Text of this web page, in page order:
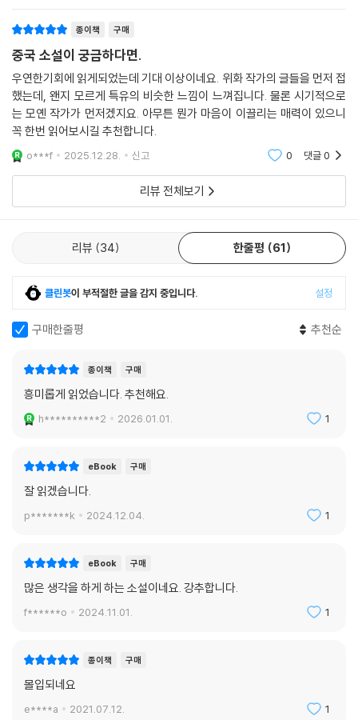
종이책 구매
중국 소설이 궁금하다면.
우연한기회에 읽게되었는데 기대 이상이네요. 위화 작가의 글들을 먼저 접
했는데, 왠지 모르게 특유의 비슷한 느낌이 느껴집니다. 물론 시기적으로
는 모옌 작가가 먼저겠지요. 아무튼 뭔가 마음이 이끌리는 매력이 있으니
꼭 한번 읽어보시길 추천합니다.
o***f 2025.12.28. 신고 0 댓글0
리뷰 전체보기
리뷰 34 한줄평 61
클린봇이 부적절한 글을 감지 중입니다. 설정
구매한줄평 추천순
종이책 구매
흥미롭게 읽었습니다. 추천해요.
h**********2 2026.01.01. 1
eBook 구매
잘 읽겠습니다.
p*******k 2024.12.04. 1
eBook 구매
많은 생각을 하게 하는 소설이네요. 강추합니다.
f******o 2024.11.01. 1
종이책 구매
몰입되네요
e****a 2021.07.12. 1